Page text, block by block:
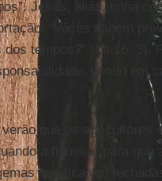
Jesus, aliás, tinha
“Vocês sabem
tempos?” (Mt 16, 3).
pondo em
que os agricultores
a figueira, para que
que ficaram